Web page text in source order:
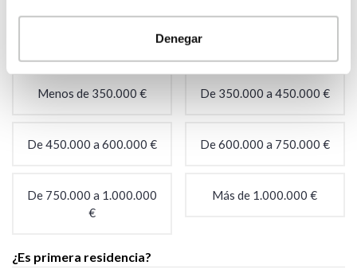
Denegar
Menos de 350.000 € De 350.000 a 450.000 €
De 450.000 a 600.000 € De 600.000 a 750.000 €
De 750.000 a 1.000.000
€
Más de 1.000.000 €
¿Es primera residencia?